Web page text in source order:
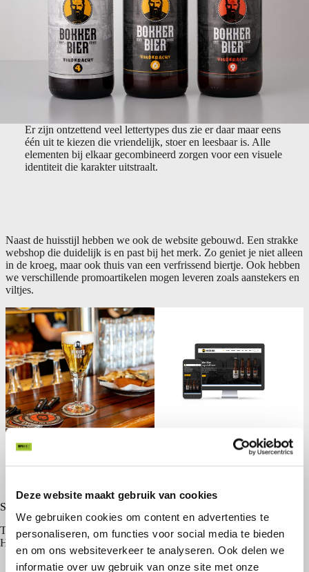
Deze website maakt gebruik van cookies
We gebruiken cookies om content en advertenties te
personaliseren, om functies voor social media te bieden
en om ons websiteverkeer te analyseren. Ook delen we
informatie over uw gebruik van onze site met onze
Er zijn ontzettend veel lettertypes dus zie er daar maar eens
één uit te kiezen die vriendelijk, stoer en leesbaar is. Alle
elementen bij elkaar gecombineerd zorgen voor een visuele
identiteit die karakter uitstraalt.
Naast de huisstijl hebben we ook de website gebouwd. Een strakke
webshop die duidelijk is en past bij het merk. Zo geniet je niet alleen
in de kroeg, maar ook thuis van een verfrissend biertje. Ook hebben
we verschillende promoartikelen mogen leveren zoals aanstekers en
viltjes.
Sfeervideo
Tijdens de lancering van Bokker Bier heeft onze videograaf Harm
Hendrik een sfeervideo gemaakt, deze delen wij graag met jullie.